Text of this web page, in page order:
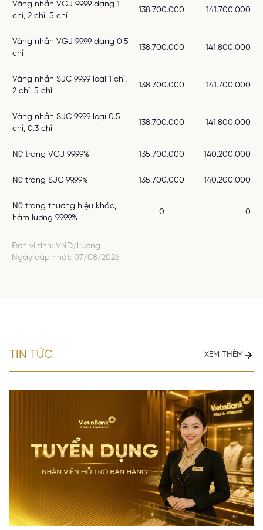
Vàng nhẫn VGJ 99.99 dạng 1
chỉ, 2 chỉ, 5 chỉ
138.700.000 141.700.000
Vàng nhẫn VGJ 99.99 dạng 0.5
chỉ
138.700.000 141.800.000
Vàng nhẫn SJC 99.99 loại 1 chỉ,
2 chỉ, 5 chỉ
138.700.000 141.700.000
Vàng nhẫn SJC 99.99 loại 0.5
chỉ, 0.3 chỉ
138.700.000 141.800.000
Nữ trang VGJ 99.99% 135.700.000 140.200.000
Nữ trang SJC 99.99% 135.700.000 140.200.000
Nữ trang thương hiệu khác,
hàm lượng 99.99%
0 0
Đơn vị tính: VND/Lượng
Ngày cập nhật: 07/08/2026
TIN TỨC XEM THÊM